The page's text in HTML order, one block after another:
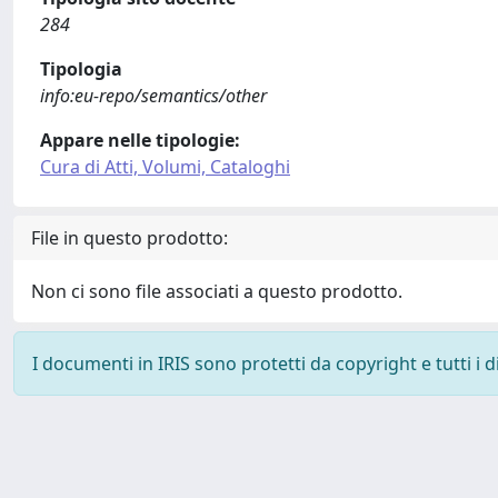
284
Tipologia
info:eu-repo/semantics/other
Appare nelle tipologie:
Cura di Atti, Volumi, Cataloghi
File in questo prodotto:
Non ci sono file associati a questo prodotto.
I documenti in IRIS sono protetti da copyright e tutti i